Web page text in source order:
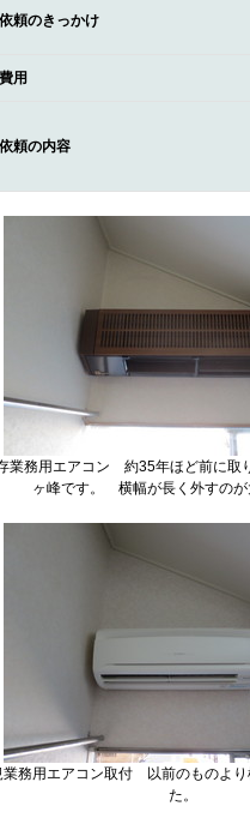
依頼のきっかけ
費用
依頼の内容
業務用エアコン 約35年ほど前に取
ヶ峰です。 横幅が長く外すのが
業務用エアコン取付 以前のものより
た。